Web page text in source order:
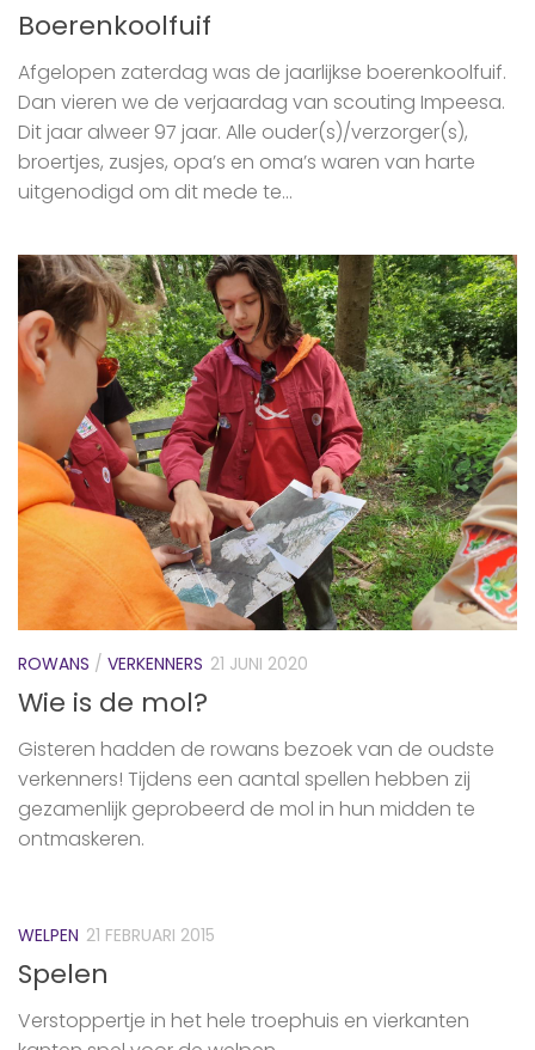
Boerenkoolfuif
Afgelopen zaterdag was de jaarlijkse boerenkoolfuif.
Dan vieren we de verjaardag van scouting Impeesa.
Dit jaar alweer 97 jaar. Alle ouder(s)/verzorger(s),
broertjes, zusjes, opa’s en oma’s waren van harte
uitgenodigd om dit mede te...
ROWANS / VERKENNERS 21 JUNI 2020
Wie is de mol?
Gisteren hadden de rowans bezoek van de oudste
verkenners! Tijdens een aantal spellen hebben zij
gezamenlijk geprobeerd de mol in hun midden te
ontmaskeren.
WELPEN 21 FEBRUARI 2015
Spelen
Verstoppertje in het hele troephuis en vierkanten